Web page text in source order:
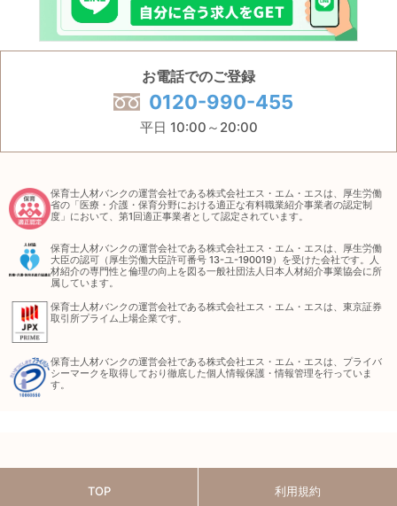
お電話でのご登録
0120-990-455
平日 10:00～20:00
保育士人材バンクの運営会社である株式会社エス・エム・エスは、厚生労働
省の「医療・介護・保育分野における適正な有料職業紹介事業者の認定制
度」において、第1回適正事業者として認定されています。
保育士人材バンクの運営会社である株式会社エス・エム・エスは、厚生労働
大臣の認可（厚生労働大臣許可番号 13-ユ-190019）を受けた会社です。人
材紹介の専門性と倫理の向上を図る一般社団法人日本人材紹介事業協会に所
属しています。
保育士人材バンクの運営会社である株式会社エス・エム・エスは、東京証券
取引所プライム上場企業です。
保育士人材バンクの運営会社である株式会社エス・エム・エスは、プライバ
シーマークを取得しており徹底した個人情報保護・情報管理を行っていま
す。
TOP 利用規約